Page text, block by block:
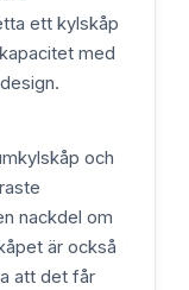
ett kylskåp
med
och
nackdel om
är också
att det får